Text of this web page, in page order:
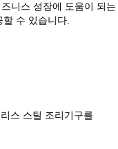
니스 성장에 도움이 되는
할 수 있습니다.
스 스틸 조리기구를